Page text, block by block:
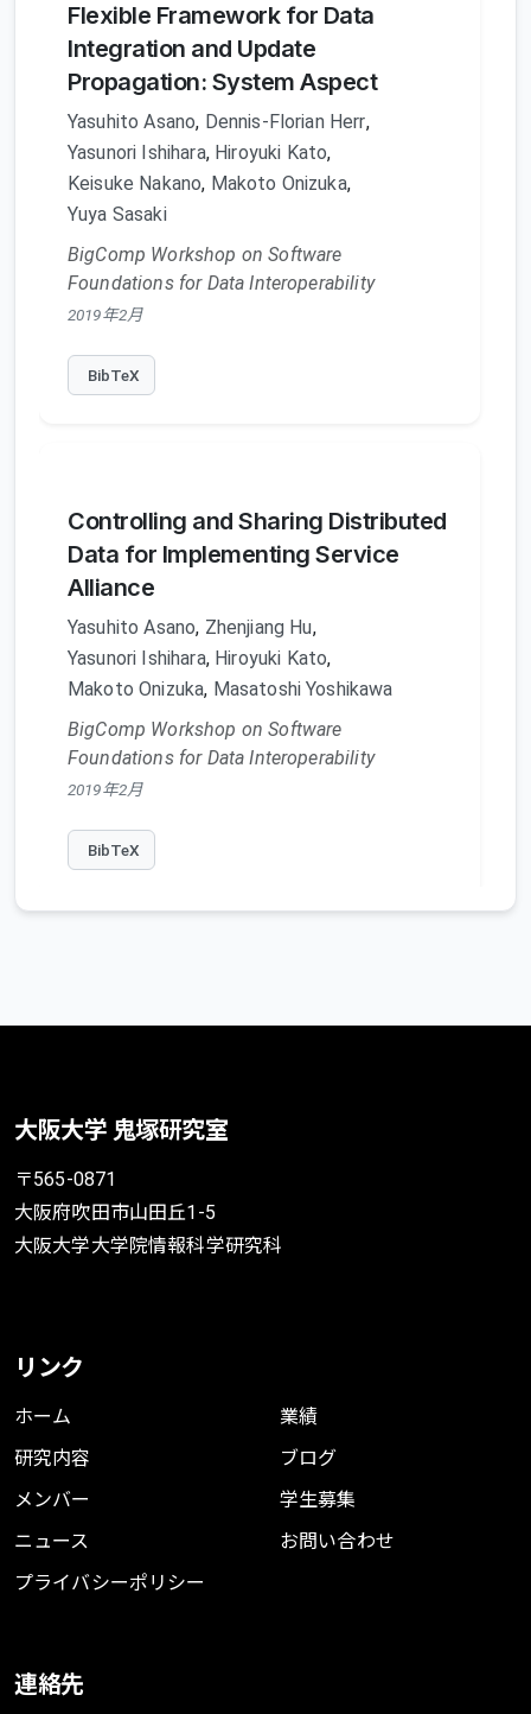
Flexible Framework for Data
Integration and Update
Propagation: System Aspect
Yasuhito Asano, Dennis-Florian Herr,
Yasunori Ishihara, Hiroyuki Kato,
Keisuke Nakano, Makoto Onizuka,
Yuya Sasaki
BigComp Workshop on Software
Foundations for Data Interoperability
2019年2月
BibTeX
Controlling and Sharing Distributed
Data for Implementing Service
Alliance
Yasuhito Asano, Zhenjiang Hu,
Yasunori Ishihara, Hiroyuki Kato,
Makoto Onizuka, Masatoshi Yoshikawa
BigComp Workshop on Software
Foundations for Data Interoperability
2019年2月
BibTeX
Controlling and Sharing Distributed
Keisuke Nakano,Makoto Onizuka
BigComp Workshop on Software
Foundations for Data Interoperability
大阪大学 鬼塚研究室
〒565-0871
大阪府吹田市山田丘1-5
大阪大学大学院情報科学研究科
リンク
ホーム
研究内容
メンバー
ニュース
プライバシーポリシー
業績
ブログ
学生募集
お問い合わせ
連絡先